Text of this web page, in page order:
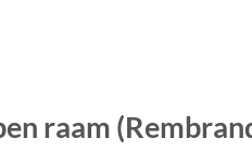
raam